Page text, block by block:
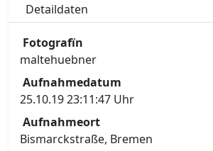
Detaildaten
Fotografïn
maltehuebner
Aufnahmedatum
25.10.19 23:11:47 Uhr
Aufnahmeort
Bismarckstraße, Bremen